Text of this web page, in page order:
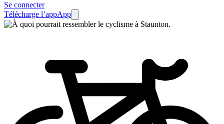
Se connecter
Télécharge l’appApp